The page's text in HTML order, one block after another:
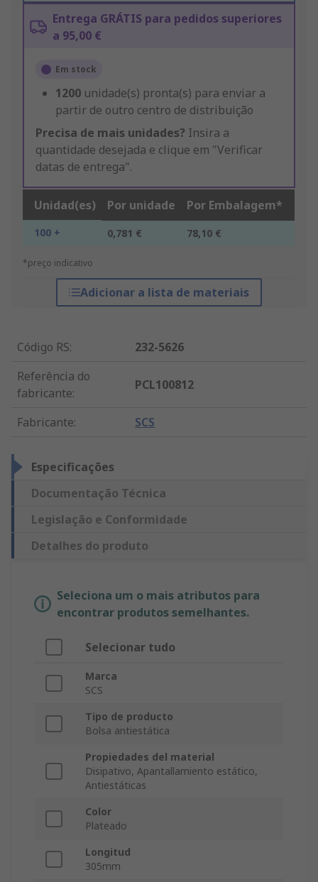
Entrega GRÁTIS para pedidos superiores
a 95,00 €
Em stock
1200 unidade(s) pronta(s) para enviar a
partir de outro centro de distribuição
Precisa de mais unidades? Insira a
quantidade desejada e clique em "Verificar
datas de entrega".
Unidad(es) Por unidade Por Embalagem*
100 + 0,781 € 78,10 €
*preço indicativo
Adicionar a lista de materiais
Código RS:
232-5626
Referência do
fabricante:
PCL100812
Fabricante: SCS
Especificações
Documentação Técnica
Legislação e Conformidade
Detalhes do produto
Seleciona um o mais atributos para
encontrar produtos semelhantes.
Selecionar tudo
Marca
SCS
Tipo de producto
Bolsa antiestática
Propiedades del material
Disipativo, Apantallamiento estático,
Antiestáticas
Color
Plateado
Longitud
305mm